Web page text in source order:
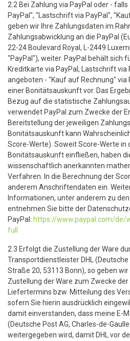
2.2 Bei Zahlung via PayPal oder -
PayPal", "Lastschrift via PayPal",
geben wir Ihre Zahlungsdaten im
Zahlungsabwicklung an die PayPal
22-24 Boulevard Royal, L-2449
"PayPal"), weiter. PayPal behält sich
Kreditkarte via PayPal, Lastschrift via
angeboten - "Kauf auf Rechnung" via
einer Bonitätsauskunft vor. Das
Bezug auf die statistische
verwendet PayPal zum Zwecke der
Bereitstellung der jeweiligen
Bonitätsauskunft kann
Score-Werte). Soweit Score-Werte in
Bonitätsauskunft einfließen, haben
wissenschaftlich anerkannten
Verfahren. In die Berechnung der
anderem Anschriftendaten ein.
Informationen, unter anderem zu
entnehmen Sie bitte der
PayPal: https://www.paypal.com/
full
2.3 Erfolgt die Zustellung der Ware
Transportdienstleister DHL
Straße 20, 53113 Bonn), so geben
Zustellung der Ware zum Zwecke
Liefertermins bzw. Mitteilung des
sofern Sie hierin ausdrücklich
damit einverstanden, dass meine E-
(Deutsche Post AG, Charles-de-
weitergegeben wird, damit DHL vor